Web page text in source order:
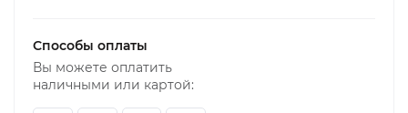
Способы оплаты
Вы можете оплатить
наличными или картой: